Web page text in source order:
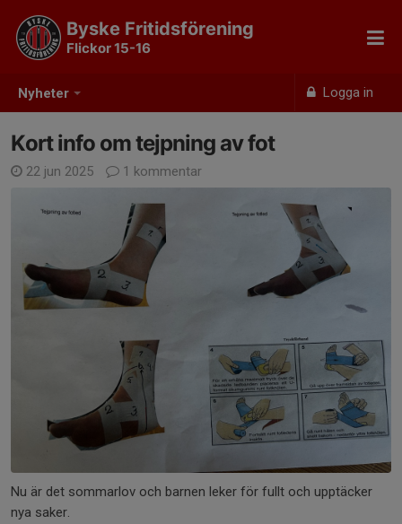
Nyheter Logga in
Byske Fritidsförening
Flickor 15-16
Kort info om tejpning av fot
22 jun 2025 1 kommentar
Nu är det sommarlov och barnen leker för fullt och upptäcker
nya saker.